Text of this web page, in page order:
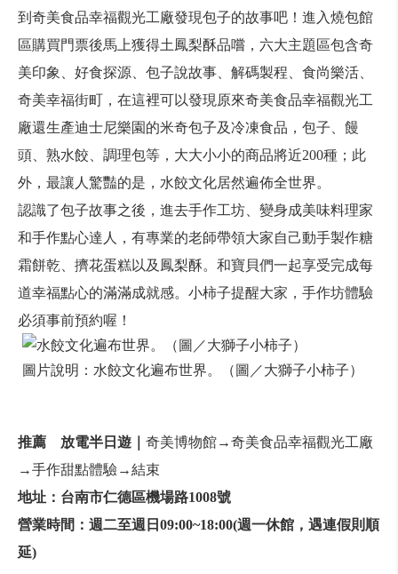
到奇美食品幸福觀光工廠發現包子的故事吧！進入燒包館
區購買門票後馬上獲得土鳳梨酥品嚐，六大主題區包含奇
美印象、好食探源、包子說故事、解碼製程、食尚樂活、
奇美幸福街町，在這裡可以發現原來奇美食品幸福觀光工
廠還生產迪士尼樂園的米奇包子及冷凍食品，包子、饅
頭、熟水餃、調理包等，大大小小的商品將近200種；此
外，最讓人驚豔的是，水餃文化居然遍佈全世界。
認識了包子故事之後，進去手作工坊、變身成美味料理家
和手作點心達人，有專業的老師帶領大家自己動手製作糖
霜餅乾、擠花蛋糕以及鳳梨酥。和寶貝們一起享受完成每
道幸福點心的滿滿成就感。小柿子提醒大家，手作坊體驗
必須事前預約喔！
圖片說明：水餃文化遍布世界。（圖／大獅子小柿子）
推薦 放電半日遊｜ 奇美博物館→奇美食品幸福觀光工廠
→手作甜點體驗→結束
地址： 台南市仁德區機場路1008號
營業時間： 週二至週日09:00~18:00(週一休館，遇連假則順
延)